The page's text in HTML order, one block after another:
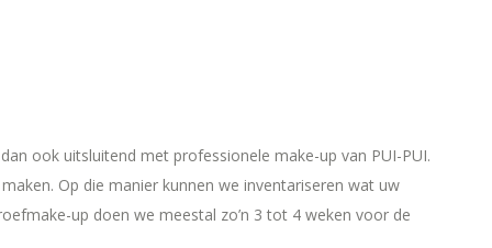
ook uitsluitend met professionele make-up van PUI-PUI.
Op die manier kunnen we inventariseren wat uw
up doen we meestal zo’n 3 tot 4 weken voor de